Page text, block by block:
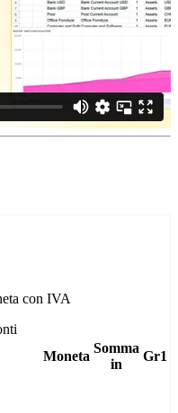
con IVA
Moneta
Somma
in
Gr1